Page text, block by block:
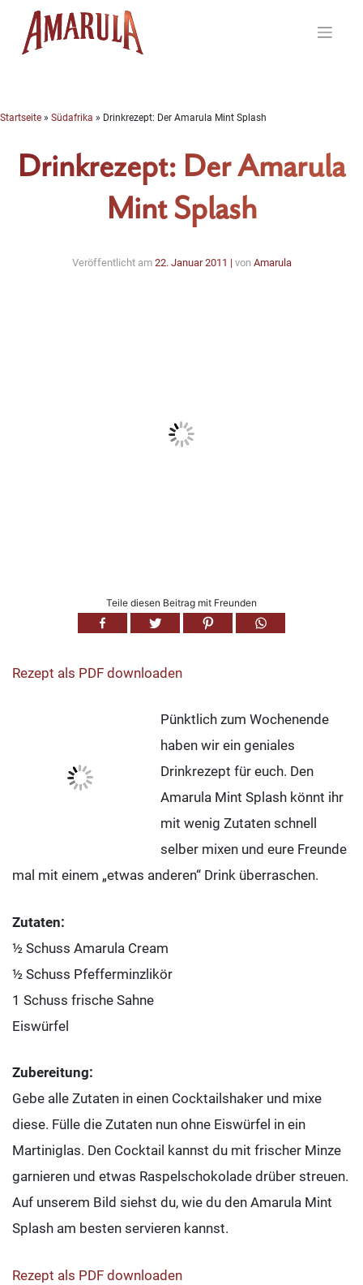
content
Startseite » Südafrika » Drinkrezept: Der Amarula Mint Splash
Drinkrezept: Der Amarula
Mint Splash
Veröffentlicht am 22. Januar 2011 | von Amarula
Teile diesen Beitrag mit Freunden
Rezept als PDF downloaden
Pünktlich zum Wochenende
haben wir ein geniales
Drinkrezept für euch. Den
Amarula Mint Splash könnt ihr
mit wenig Zutaten schnell
selber mixen und eure Freunde
mal mit einem „etwas anderen“ Drink überraschen.
Zutaten:
½ Schuss Amarula Cream
½ Schuss Pfefferminzlikör
1 Schuss frische Sahne
Eiswürfel
Zubereitung:
Gebe alle Zutaten in einen Cocktailshaker und mixe
diese. Fülle die Zutaten nun ohne Eiswürfel in ein
Martiniglas. Den Cocktail kannst du mit frischer Minze
garnieren und etwas Raspelschokolade drüber streuen.
Auf unserem Bild siehst du, wie du den Amarula Mint
Splash am besten servieren kannst.
Rezept als PDF downloaden